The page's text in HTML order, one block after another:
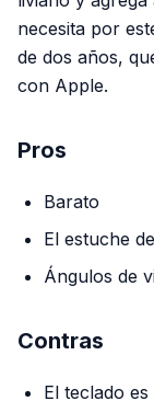
necesita por
de dos años,
con Apple.
Pros
Barato
El estuche
Ángulos de
Contras
El teclado